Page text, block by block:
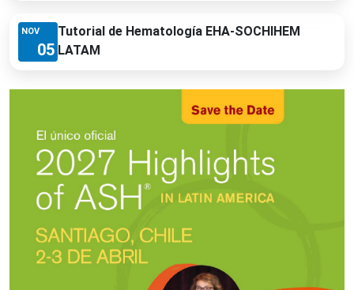
NOV
05
Tutorial de Hematología EHA-SOCHIHEM
LATAM